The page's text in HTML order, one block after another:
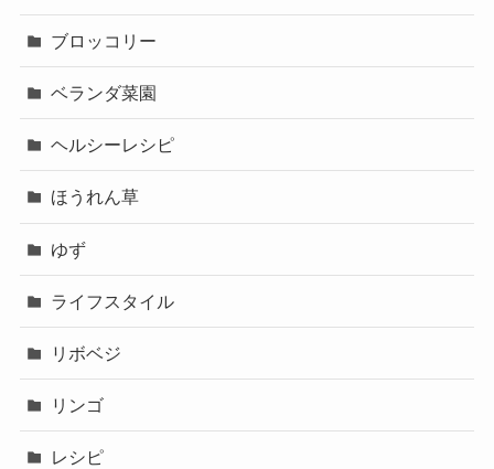
ブロッコリー
ベランダ菜園
ヘルシーレシピ
ほうれん草
ゆず
ライフスタイル
リボベジ
リンゴ
レシピ